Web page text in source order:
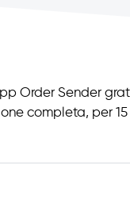
Order Sender
completa, per 15